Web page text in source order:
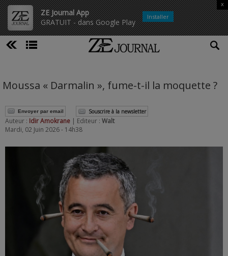
ZE Journal App
GRATUIT - dans Google Play
x
Installer
Moussa « Darmalin », fume-t-il la moquette ?
Envoyer par email Souscrire à la newsletter
Auteur : Idir Amokrane | Editeur : Walt
Mardi, 02 Juin 2026 - 14h38